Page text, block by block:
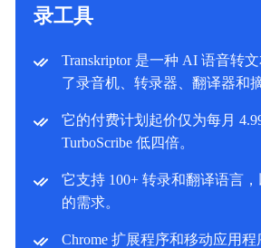
录工具
Transkriptor 是一种 AI 语音转
了录音机、转录器、翻译器和
它的付费计划起价仅为每月
TurboScribe 低四倍。
它支持 100+ 转录和翻译语言
的需求。
Chrome 扩展程序和移动应用